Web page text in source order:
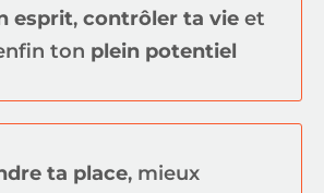
esprit, contrôler ta vieet
ton plein potentiel
ta place, mieux